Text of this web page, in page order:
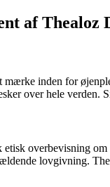
af Thealoz
mærke inden for
over hele
overbevisning
lovgivning.